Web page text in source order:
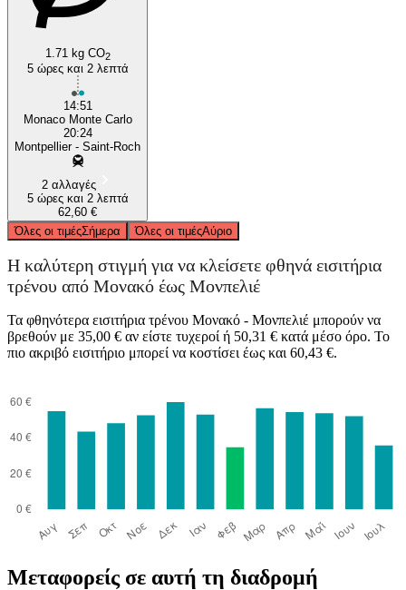
1.71 kg CO2
5 ώρες και 2 λεπτά
14:51
Monaco Monte Carlo
20:24
Montpellier - Saint-Roch
2 αλλαγές
5 ώρες και 2 λεπτά
62,60 €
Όλες οι τιμέςΣήμερα Όλες οι τιμέςΑύριο
Η καλύτερη στιγμή για να κλείσετε φθηνά εισιτήρια
τρένου από Μονακό έως Μονπελιέ
Τα φθηνότερα εισιτήρια τρένου Μονακό - Μονπελιέ μπορούν να
βρεθούν με 35,00 € αν είστε τυχεροί ή 50,31 € κατά μέσο όρο. Το
πιο ακριβό εισιτήριο μπορεί να κοστίσει έως και 60,43 €.
Μεταφορείς σε αυτή τη διαδρομή